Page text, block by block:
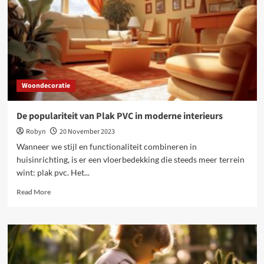
verzekeringen
Woondecoratie
De populariteit van Plak PVC in moderne interieurs
Robyn
20 November 2023
Wanneer we stijl en functionaliteit combineren in
huisinrichting, is er een vloerbedekking die steeds meer terrein
wint: plak pvc. Het...
Read MoreRead
De
populariteit
van
Plak